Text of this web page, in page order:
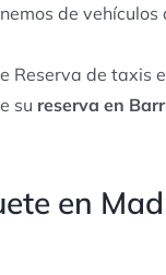
de vehículos
Reserva de
su reserva en
en